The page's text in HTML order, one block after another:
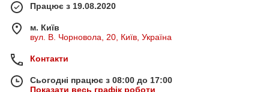
Працює з 19.08.2020
м. Київ
вул. В. Чорновола, 20, Київ, Україна
Контакти
Сьогодні працює з 08:00 до 17:00
Показати весь графік роботи